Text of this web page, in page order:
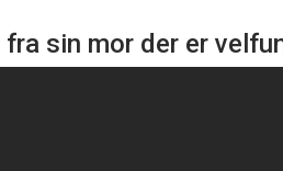
sin mor der er